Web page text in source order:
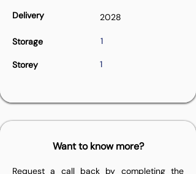
Delivery 2028
Storage 1
Storey 1
Want to know more?
Request a call back by completing the